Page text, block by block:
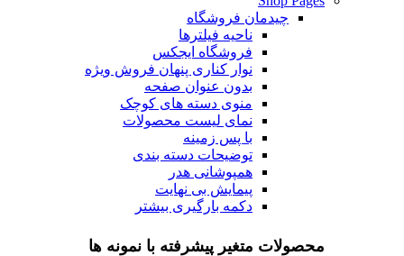
چیدمان فروشگاه
ناحیه فیلترها
فروشگاه ایجکس
نوار کناری پنهان فروش ویژه
بدون عنوان صفحه
منوی دسته های کوچک
نمای لیست محصولات
با پس زمینه
توضیحات دسته بندی
همپوشانی هدر
پیمایش بی نهایت
دکمه بارگیری بیشتر
محصولات متغیر پیشرفته با نمونه ها